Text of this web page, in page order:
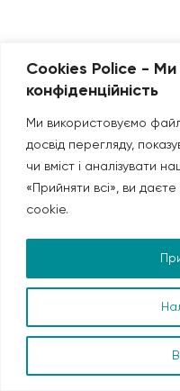
Cookies Police - Ми
конфіденційність
Ми використовуємо
досвід перегляду,
чи вміст і аналізувати
«Прийняти всі», ви
cookie.
ВИСТАВКОВІ